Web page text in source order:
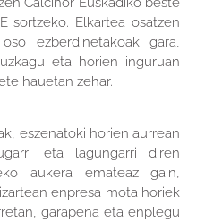
sortzeko. Elkartea osatzen
ezberdinetakoak gara,
eta horien inguruan
hauetan zehar.
eszenatoki horien aurrean
eta lagungarri diren
aukera emateaz gain,
enpresa mota horiek
garapena eta enplegu